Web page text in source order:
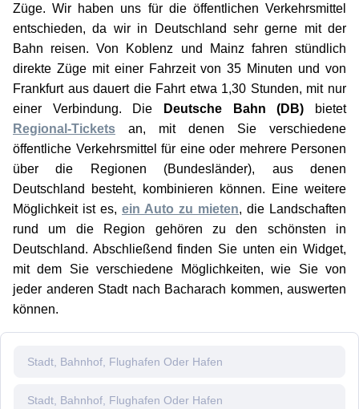
Züge. Wir haben uns für die öffentlichen Verkehrsmittel
entschieden, da wir in Deutschland sehr gerne mit der
Bahn reisen. Von Koblenz und Mainz fahren stündlich
direkte Züge mit einer Fahrzeit von 35 Minuten und von
Frankfurt aus dauert die Fahrt etwa 1,30 Stunden, mit nur
einer Verbindung. Die
Deutsche Bahn (DB) bietet
Regional-Tickets an, mit denen Sie verschiedene
öffentliche Verkehrsmittel für eine oder mehrere Personen
über die Regionen (Bundesländer), aus denen
Deutschland besteht, kombinieren können. Eine weitere
Möglichkeit ist es, ein Auto zu mieten, die Landschaften
rund um die Region gehören zu den schönsten in
Deutschland. Abschließend finden Sie unten ein Widget,
mit dem Sie verschiedene Möglichkeiten, wie Sie von
jeder anderen Stadt nach Bacharach kommen, auswerten
können.